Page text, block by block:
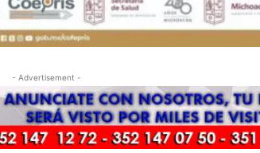
- Advertisement -